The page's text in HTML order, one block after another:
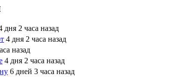
дня 2 часа назад
4 дня 2 часа назад
назад
4 дня 2 часа назад
6 дней 3 часа назад